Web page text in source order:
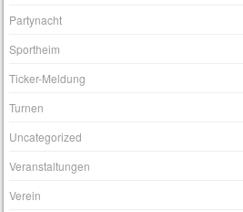
Partynacht
Sportheim
Ticker-Meldung
Turnen
Uncategorized
Veranstaltungen
Verein